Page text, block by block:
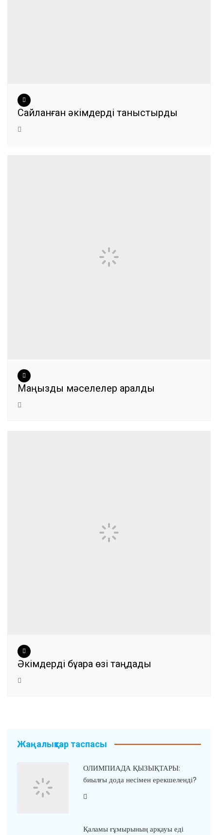
Сайланған әкімдерді таныстырды
Маңызды мәселелер қаралды
Әкімдерді бұқара өзі таңдады
Жаңалықтар таспасы
ОЛИМПИАДА ҚЫЗЫҚТАРЫ:
биылғы дода несімен ерекшеленді?
Қаламы ғұмырының арқауы еді